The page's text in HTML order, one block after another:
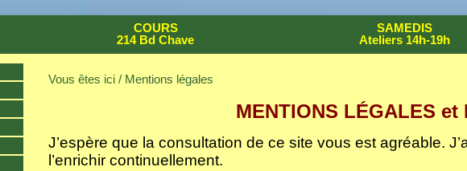
COURS
214 Bd Chave
SAMEDIS
Ateliers 14h-19h
Vous êtes ici / Mentions légales
MENTIONS LÉGALES et
J’espère que la consultation de ce site vous est agréable.
l’enrichir continuellement.